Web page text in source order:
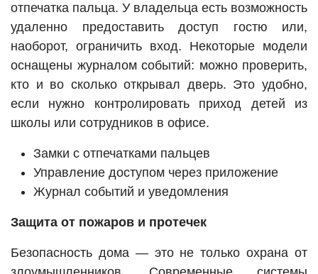
отпечатка пальца. У владельца есть возможность
удаленно предоставить доступ гостю или,
наоборот, ограничить вход. Некоторые модели
оснащены журналом событий: можно проверить,
кто и во сколько открывал дверь. Это удобно,
если нужно контролировать приход детей из
школы или сотрудников в офисе.
Замки с отпечатками пальцев
Управление доступом через приложение
Журнал событий и уведомления
Защита от пожаров и протечек
Безопасность дома — это не только охрана от